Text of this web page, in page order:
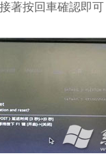
按回車確認即可